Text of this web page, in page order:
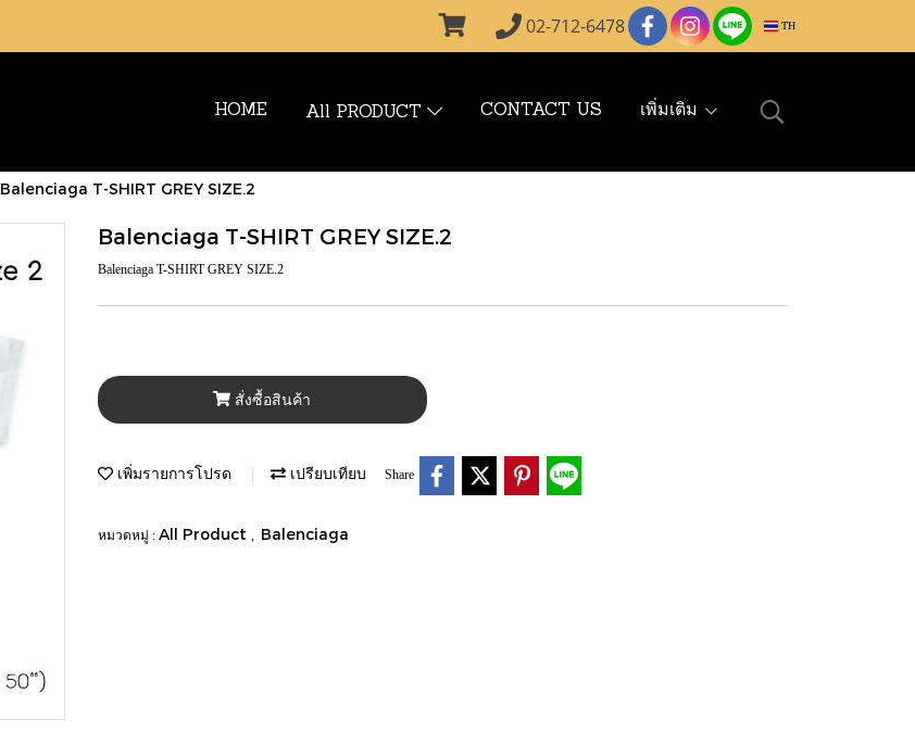
02-712-6478 TH
HOME All PRODUCT CONTACT US เพิ่มเติม
Balenciaga T-SHIRT GREY SIZE.2
Balenciaga T-SHIRT GREY SIZE.2
Balenciaga T-SHIRT GREY SIZE.2
สั่งซื้อสินค้า
เพิ่มรายการโปรด เปรียบเทียบ Share
หมวดหมู่ : All Product Balenciaga